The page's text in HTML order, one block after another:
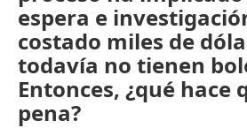
espera e
costado miles de
todavía no tienen
Entonces, ¿qué hace
pena?